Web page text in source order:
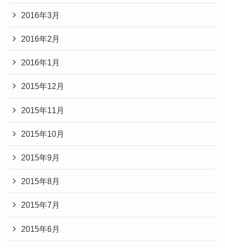
2016年3月
2016年2月
2016年1月
2015年12月
2015年11月
2015年10月
2015年9月
2015年8月
2015年7月
2015年6月